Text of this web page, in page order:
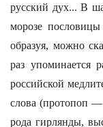
русский дух... В
морозе пословицы
образуя, можно
раз упоминается
российской
слова (протопоп
рода гирлянды,